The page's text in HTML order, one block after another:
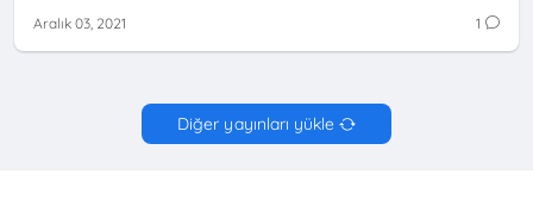
Aralık 03, 2021 1
Diğer yayınları yükle